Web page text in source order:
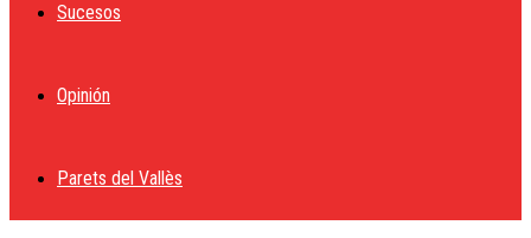
Sucesos
Opinión
Parets del Vallès